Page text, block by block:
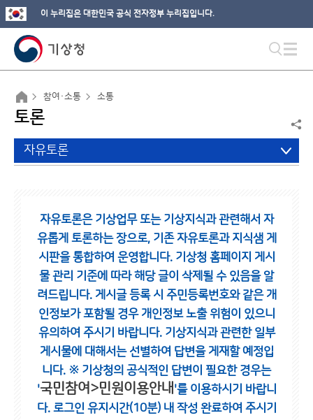
이 누리집은 대한민국 공식 전자정부 누리집입니다.
참여·소통 소통
토론
자유토론
자유토론은 기상업무 또는 기상지식과 관련해서 자
유롭게 토론하는 장으로, 기존 자유토론과 지식샘 게
시판을 통합하여 운영합니다. 기상청 홈페이지 게시
물 관리 기준에 따라 해당 글이 삭제될 수 있음을 알
려드립니다. 게시글 등록 시 주민등록번호와 같은 개
인정보가 포함될 경우 개인정보 노출 위험이 있으니
유의하여 주시기 바랍니다. 기상지식과 관련한 일부
게시물에 대해서는 선별하여 답변을 게재할 예정입
니다. ※ 기상청의 공식적인 답변이 필요한 경우는
'국민참여>민원이용안내 '를 이용하시기 바랍니
다. 로그인 유지시간(10분) 내 작성 완료하여 주시기